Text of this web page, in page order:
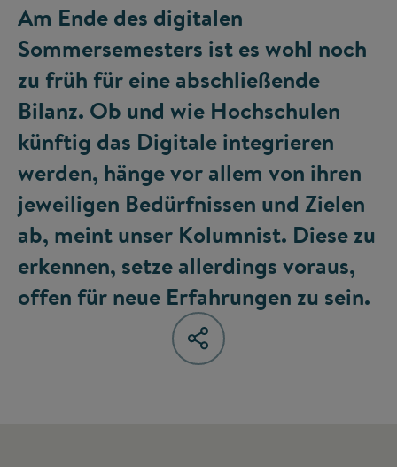
Am Ende des digitalen
Sommersemesters ist es wohl noch
zu früh für eine abschließende
Bilanz. Ob und wie Hochschulen
künftig das Digitale integrieren
werden, hänge vor allem von ihren
jeweiligen Bedürfnissen und Zielen
ab, meint unser Kolumnist. Diese zu
erkennen, setze allerdings voraus,
offen für neue Erfahrungen zu sein.